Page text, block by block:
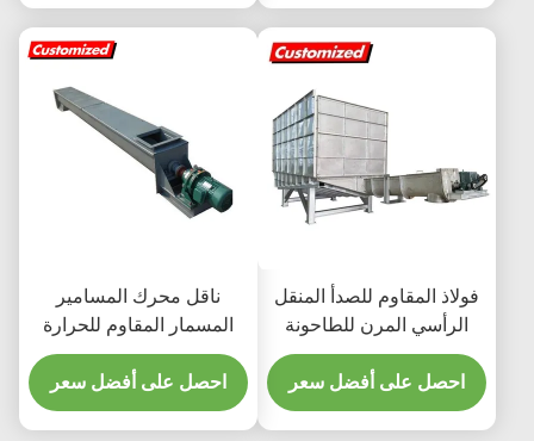
فولاذ المقاوم للصدأ المنقل
الرأسي المرن للطاحونة
المقاوم للحرارة مع الهوبر
للاستخدام الصناعي
احصل على أفضل سعر
ناقل محرك المسامير
المسمار المقاوم للحرارة
من الفولاذ المقاوم للصدأ
المخصص للتطبيقات
الصناعية
احصل على أفضل سعر